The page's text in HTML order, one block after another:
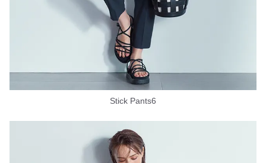
Stick Pants6